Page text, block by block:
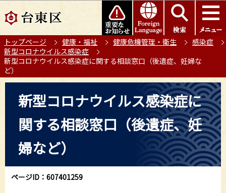
の
ー
ジ
の
先
このページの本文へ移動
トップページ 健康・福祉 健康危機管理・衛生
感染症
新型コロナウイルス感染症
新型コロナウイルス感染症に関する相談窓口（後遺症、妊婦な
ど）
新型コロナウイルス感染症に
関する相談窓口（後遺症、妊
婦など）
ページID：607401259